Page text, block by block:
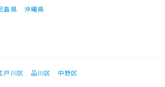
島県 沖縄県
戸川区 品川区
中野区